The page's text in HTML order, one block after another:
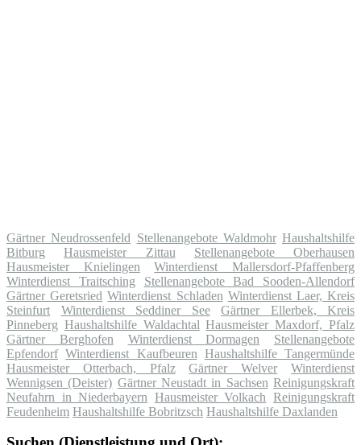
Gärtner Neudrossenfeld Stellenangebote Waldmohr Haushaltshilfe
Bitburg
Hausmeister Zittau
Stellenangebote Oberhausen
Hausmeister Knielingen
Winterdienst Mallersdorf-Pfaffenberg
Winterdienst Traitsching
Stellenangebote Bad Sooden-Allendorf
Gärtner Geretsried Winterdienst Schladen Winterdienst Laer, Kreis
Steinfurt
Winterdienst Seddiner See
Gärtner Ellerbek, Kreis
Pinneberg Haushaltshilfe Waldachtal Hausmeister Maxdorf, Pfalz
Gärtner Berghofen
Winterdienst Dormagen
Stellenangebote
Epfendorf Winterdienst Kaufbeuren Haushaltshilfe Tangermünde
Hausmeister Otterbach, Pfalz
Gärtner Welver
Winterdienst
Wennigsen (Deister) Gärtner Neustadt in Sachsen Reinigungskraft
Neufahrn in Niederbayern Hausmeister Volkach Reinigungskraft
Feudenheim Haushaltshilfe Bobritzsch Haushaltshilfe Daxlanden